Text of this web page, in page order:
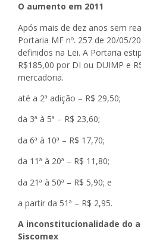
O aumento em 2011
Após mais de dez anos sem
Portaria MF nº. 257 de 20/05/
definidos na Lei. A Portaria
R$185,00 por DI ou DUIMP e
mercadoria.
até a 2ª adição – R$ 29,50;
da 3ª à 5ª – R$ 23,60;
da 6ª à 10ª – R$ 17,70;
da 11ª à 20ª – R$ 11,80;
da 21ª à 50ª – R$ 5,90; e
a partir da 51ª – R$ 2,95.
A inconstitucionalidade do
Siscomex